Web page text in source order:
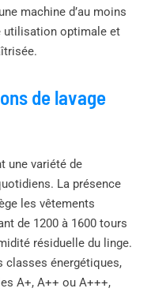
machine d’au moins
utilisation optimale et
de lavage
une variété de
La présence
les vêtements
de 1200 à 1600 tours
résiduelle du linge.
classes énergétiques,
A+, A++ ou A+++,